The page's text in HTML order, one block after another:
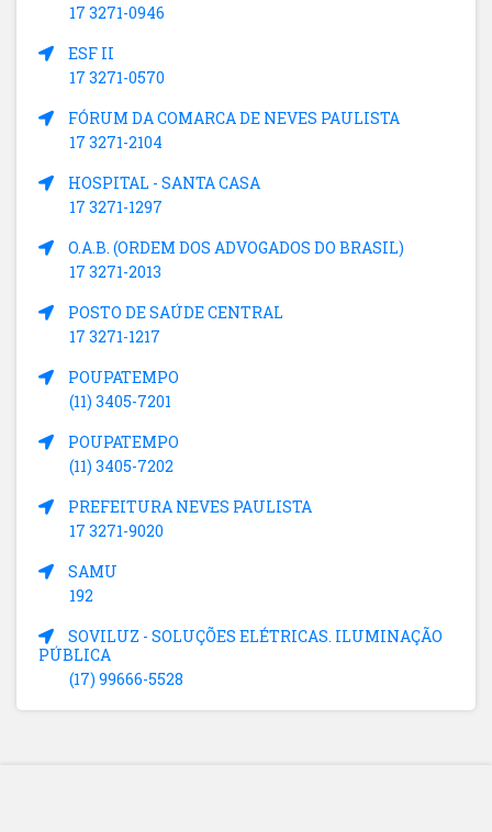
17 3271-0946
ESF II
17 3271-0570
FÓRUM DA COMARCA DE NEVES PAULISTA
17 3271-2104
HOSPITAL - SANTA CASA
17 3271-1297
O.A.B. (ORDEM DOS ADVOGADOS DO BRASIL)
17 3271-2013
POSTO DE SAÚDE CENTRAL
17 3271-1217
POUPATEMPO
(11) 3405-7201
POUPATEMPO
(11) 3405-7202
PREFEITURA NEVES PAULISTA
17 3271-9020
SAMU
192
SOVILUZ - SOLUÇÕES ELÉTRICAS. ILUMINAÇÃO
PÚBLICA
(17) 99666-5528